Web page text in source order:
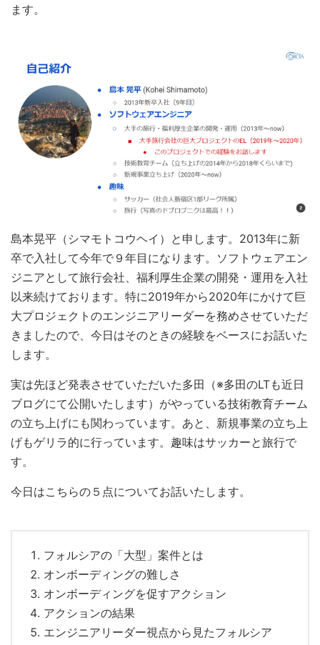
ます。
島本晃平（シマモトコウヘイ）と申します。2013年に新
卒で入社して今年で９年目になります。ソフトウェアエン
ジニアとして旅行会社、福利厚生企業の開発・運用を入社
以来続けております。特に2019年から2020年にかけて巨
大プロジェクトのエンジニアリーダーを務めさせていただ
きましたので、今日はそのときの経験をベースにお話いた
します。
実は先ほど発表させていただいた多田（※多田のLTも近日
ブログにて公開いたします）がやっている技術教育チーム
の立ち上げにも関わっています。あと、新規事業の立ち上
げもゲリラ的に行っています。趣味はサッカーと旅行で
す。
今日はこちらの５点についてお話いたします。
フォルシアの「大型」案件とは
オンボーディングの難しさ
オンボーディングを促すアクション
アクションの結果
エンジニアリーダー視点から見たフォルシア